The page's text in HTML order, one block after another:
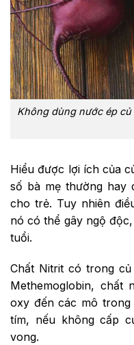
Không dùng nước ép
Hiểu được lợi ích của
số bà mẹ thường hay
cho trẻ. Tuy nhiên
nó có thể gây ngộ
tuổi.
Chất Nitrit có trong
Methemoglobin,
oxy đến các mô
tím, nếu không cấp
vong.